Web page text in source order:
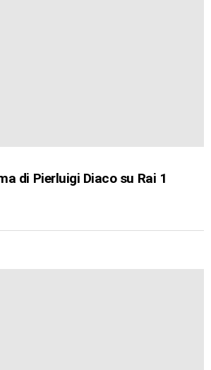
di Pierluigi Diaco su Rai 1